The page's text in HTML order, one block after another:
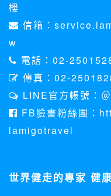
保護政策，其資料處理
或電子郵件給您。本公
本公司發送，也會在該
收這些資料或電子郵件的
資料使用:
本公司不會向任何人出
在以下情況下， 本公司
南。
樓
信箱：
w
電話：02-
傳真：02-
LINE官方帳號：
FB臉書粉絲團：
lamigotravel
世界健走的專家 健